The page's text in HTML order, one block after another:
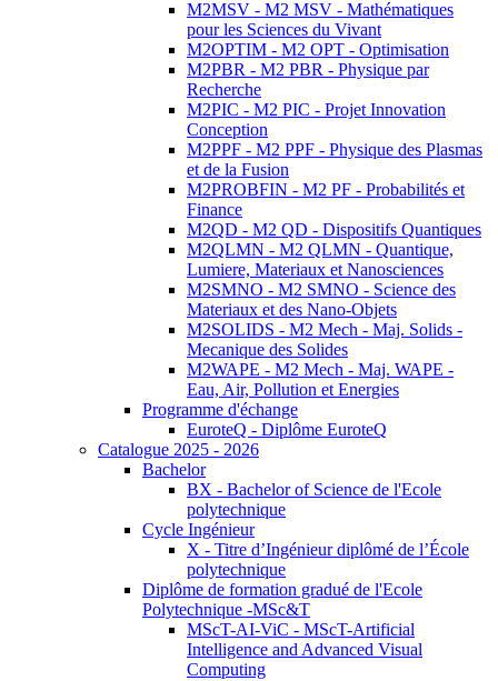
M2MSV - M2 MSV - Mathématiques
pour les Sciences du Vivant
M2OPTIM - M2 OPT - Optimisation
M2PBR - M2 PBR - Physique par
Recherche
M2PIC - M2 PIC - Projet Innovation
Conception
M2PPF - M2 PPF - Physique des Plasmas
et de la Fusion
M2PROBFIN - M2 PF - Probabilités et
Finance
M2QD - M2 QD - Dispositifs Quantiques
M2QLMN - M2 QLMN - Quantique,
Lumiere, Materiaux et Nanosciences
M2SMNO - M2 SMNO - Science des
Materiaux et des Nano-Objets
M2SOLIDS - M2 Mech - Maj. Solids -
Mecanique des Solides
M2WAPE - M2 Mech - Maj. WAPE -
Eau, Air, Pollution et Energies
Programme d'échange
EuroteQ - Diplôme EuroteQ
Catalogue 2025 - 2026
Bachelor
BX - Bachelor of Science de l'Ecole
polytechnique
Cycle Ingénieur
X - Titre d’Ingénieur diplômé de l’École
polytechnique
Diplôme de formation gradué de l'Ecole
Polytechnique -MSc&T
MScT-AI-ViC - MScT-Artificial
Intelligence and Advanced Visual
Computing